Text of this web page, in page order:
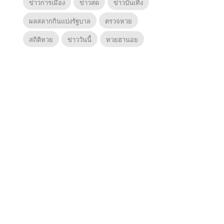
ข่าวการเมือง ข่าวสด
ข่าวบันเทิง
ผลสลากกินแบ่งรัฐบาล
ตรวจหวย
สถิติหวย
ข่าววันนี้ หวยฮานอย